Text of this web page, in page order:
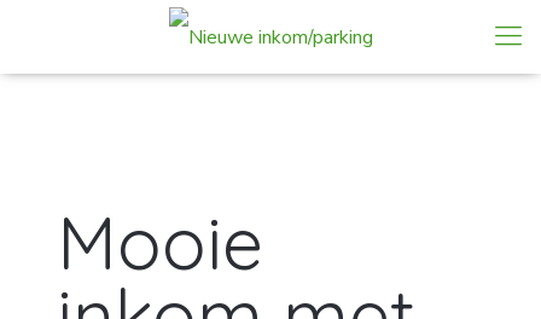
Mooie